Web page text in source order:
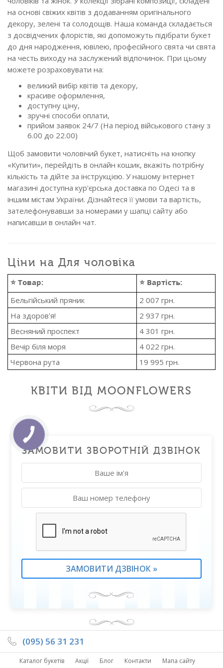
на основі свіжих квітів з додаванням оригінального
декору, зелені та солодощів. Наша команда складається
з досвідчених флорістів, які допоможуть підібрати букет
до дня народження, ювілею, професійного свята чи свята
на честь виходу на заслужений відпочинок. При цьому
можете розраховувати на:
великий вибір квітів та декору,
красиве оформлення,
доступну ціну,
зручні способи оплати,
прийом заявок 24/7 (На період військового стану з
6.00 до 22.00)
Щоб замовити чоловічий букет, натисніть на кнопку
«Купити», перейдіть в онлайн кошик, вкажіть потрібну
кількість та дійте за інструкцією. У нашому інтернет
магазині доступна кур'єрська доставка по Одесі та в
іншим містам України. Дізнайтеся її умови та вартість,
зателефонувавши за номерами у шапці сайту або
написавши в онлайн чат.
Ціни на Для чоловіка
⭐ Товар:
⭐ Вартість:
Бельгійський пряник
2 007 грн.
На здоров'я!
2 937 грн.
Весняний проспект
4 301 грн.
Вечір біля моря
4 022 грн.
Червона рута
19 995 грн.
КВІТИ ВІД MOONFLOWERS
ЗАМОВИТИ ЗВОРОТНІЙ ДЗВІНОК
(095) 56 31 231
Каталог букетів Акції Блог Контакти Мапа сайту